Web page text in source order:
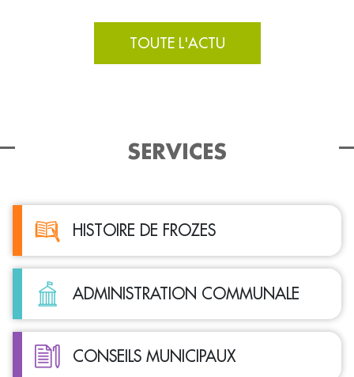
TOUTE L'ACTU
SERVICES
HISTOIRE DE FROZES
ADMINISTRATION COMMUNALE
CONSEILS MUNICIPAUX